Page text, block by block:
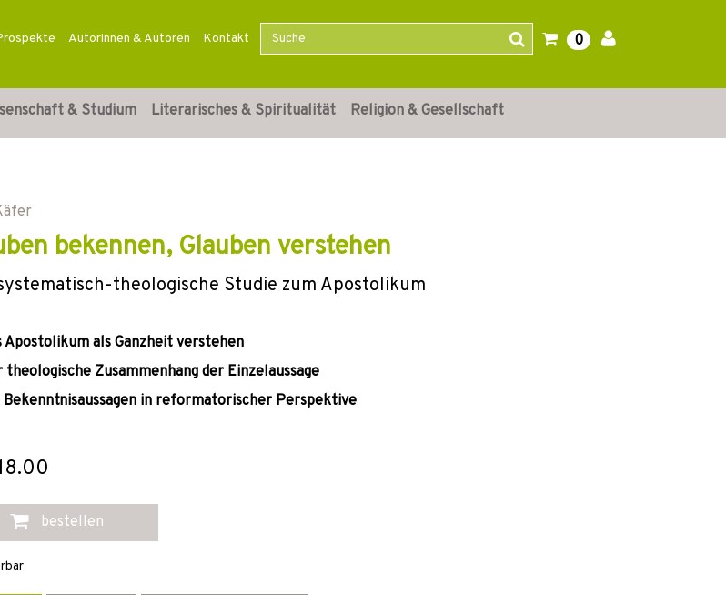
Autorinnen & Autoren Kontakt 0
& Studium Literarisches & Spiritualität Religion & Gesellschaft
bekennen, Glauben verstehen
theologische Studie zum Apostolikum
Apostolikum als Ganzheit verstehen
theologische Zusammenhang der Einzelaussage
Bekenntnisaussagen in reformatorischer Perspektive
bestellen